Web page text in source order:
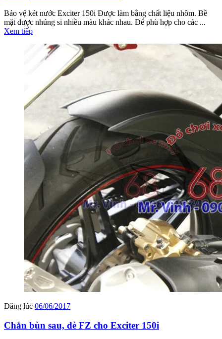
Bảo vệ két nước Exciter 150i Được làm bằng chất liệu nhôm. Bề
mặt được nhúng si nhiều màu khác nhau. Để phù hợp cho các ...
Xem tiếp
Đăng lúc 06/06/2017
Chắn bùn sau, dè FZ cho Exciter 150i